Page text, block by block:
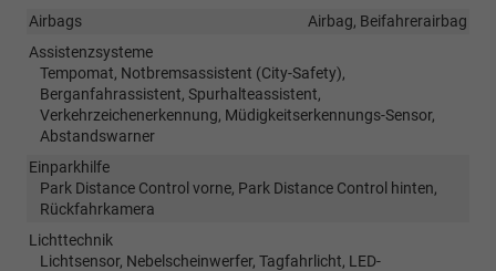
Airbags
Airbag, Beifahrerairbag
Assistenzsysteme
Tempomat, Notbremsassistent (City-Safety),
Berganfahrassistent, Spurhalteassistent,
Verkehrzeichenerkennung, Müdigkeitserkennungs-Sensor,
Abstandswarner
Einparkhilfe
Park Distance Control vorne, Park Distance Control hinten,
Rückfahrkamera
Lichttechnik
Lichtsensor, Nebelscheinwerfer, Tagfahrlicht, LED-